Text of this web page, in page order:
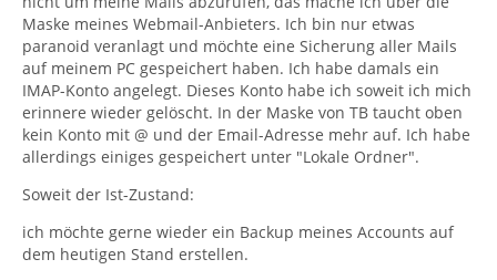
Maske meines Webmail-Anbieters. Ich bin nur etwas
paranoid veranlagt und möchte eine Sicherung aller Mails
auf meinem PC gespeichert haben. Ich habe damals ein
IMAP-Konto angelegt. Dieses Konto habe ich soweit ich mich
erinnere wieder gelöscht. In der Maske von TB taucht oben
kein Konto mit @ und der Email-Adresse mehr auf. Ich habe
allerdings einiges gespeichert unter "Lokale Ordner".
Soweit der Ist-Zustand:
ich möchte gerne wieder ein Backup meines Accounts auf
dem heutigen Stand erstellen.